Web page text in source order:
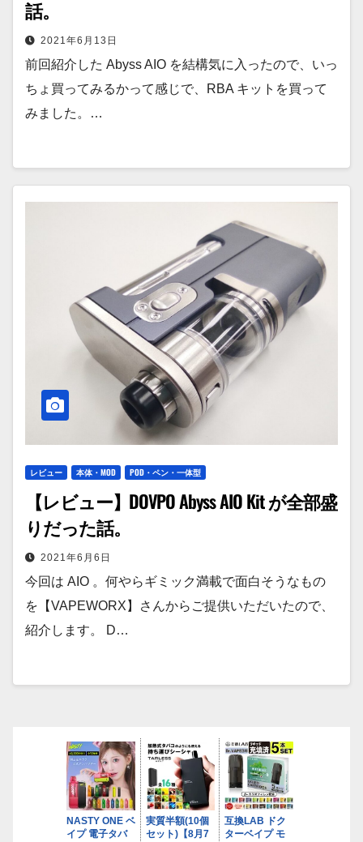
話。
2021年6月13日
前回紹介した Abyss AIO を結構気に入ったので、いっ
ちょ買ってみるかって感じで、RBA キットを買って
みました。…
レビュー 本体・MOD POD・ペン・一体型
【レビュー】DOVPO Abyss AIO Kit が全部盛
りだった話。
2021年6月6日
今回は AIO 。何やらギミック満載で面白そうなもの
を【VAPEWORX】さんからご提供いただいたので、
紹介します。 D…